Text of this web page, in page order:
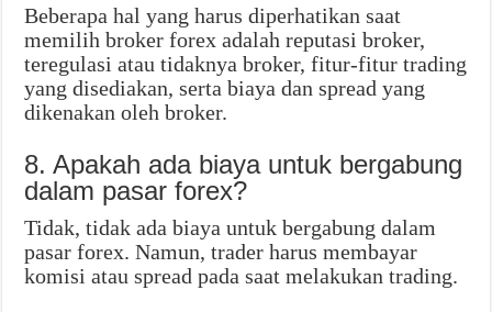
Beberapa hal yang harus diperhatikan saat
memilih broker forex adalah reputasi broker,
teregulasi atau tidaknya broker, fitur-fitur trading
yang disediakan, serta biaya dan spread yang
dikenakan oleh broker.
8. Apakah ada biaya untuk bergabung
dalam pasar forex?
Tidak, tidak ada biaya untuk bergabung dalam
pasar forex. Namun, trader harus membayar
komisi atau spread pada saat melakukan trading.